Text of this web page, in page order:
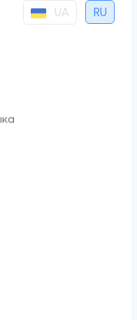
UA RU